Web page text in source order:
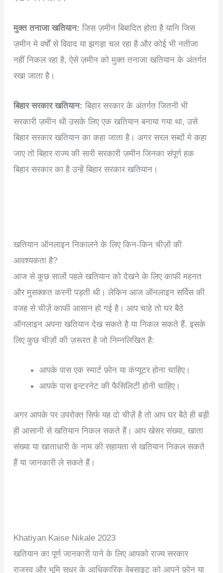
मुक्त तनाजा खतियान: जिस ज़मीन बिबादित होता है यानि जिस
ज़मीन मे वर्षों से विवाद या झगड़ा चल रहा है और कोई भी नतीजा
नहीं निकल रहा है, ऐसे ज़मीन को मुक्त तनाजा खतियान के अंतर्गत
रखा जाता है।
बिहार सरकार खतियान: बिहार सरकार के अंतर्गत जितनी भी
सरकारी ज़मीन थी उसके लिए एक खतियान बनाया गया था, उसे
बिहार सरकार खतियान का कहा जाता है। अगर सरल सब्दों मे कहा
जाए तो बिहार राज्य की सारी सरकारी ज़मीन जिनका संपूर्ण हक
बिहार सरकार का है उन्हें बिहार सरकार खतियान।
खतियान ऑनलाइन निकालने के लिए किन-किन चीज़ों की
आवश्यकता है?
आज से कुछ सालों पहले खतियान को देखने के लिए काफी महनत
और मुसक्कत करनी पड़ती थी। लेकिन आज ऑनलाइन सर्विस की
वजह से चीज़ें काफी आसान हो गई है। आप चाहे तो घर बैठे
ऑनलाइन अपना खतियान देख सकते है या निकल सकते हैं. इसके
लिए कुछ चीज़ों की ज़रूरत है जो निम्नलिखित है:
आपके पास एक स्मार्ट फ़ोन या कंप्यूटर होना चाहिए।
आपके पास इन्टरनेट की फैसिलिटी होनी चाहिए।
अगर आपके पर उपरोक्त सिर्फ यह दो चीज़ें है तो आप घर बैठे ही बड़ी
ही आसानी से खतियान निकल सकते हैं। आप खेसर संख्या, खाता
संख्या या खाताधारी के नाम की सहायता से खतियान निकल सकते
हैं या जानकारी ले सकते हैं।
Khatiyan Kaise Nikale 2023
खतियान का पूर्ण जानकारी पाने के लिए आपको राज्य सरकार
राजस्व और भूमि सुधर के आधिकारिक वेबसाइट को आपने फ़ोन या